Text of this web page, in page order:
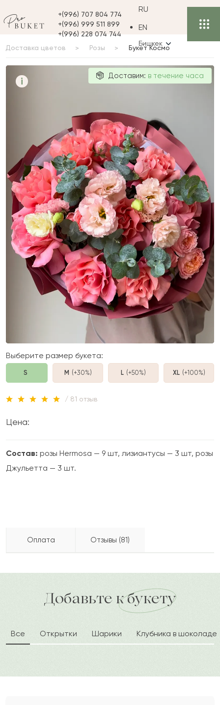
+(996) 707 804 774
+(996) 999 511 899
+(996) 228 074 744
RU
EN
Бишкек
Доставка цветов Розы Букет Космо
i
Букет Космо Доставим: в течение часа
Выберите размер букета:
S M (+30%) L (+50%) XL (+100%)
/ 81 отзыв
Цена:
Состав: розы Hermosa — 9 шт, лизиантусы — 3 шт, розы
Джульетта — 3 шт.
Оплата Отзывы (81)
доставка по городу в течение часа
А 2024-06-04
Аким
2024-04-23
А 2024-04-20
Альбина
К 2024-04-14
Карим
Добавьте к букету
Все Открытки Шарики Клубника в шоколаде